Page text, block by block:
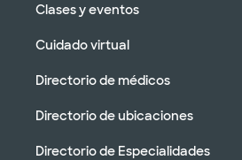
Clases y eventos
Cuidado virtual
Directorio de médicos
Directorio de ubicaciones
Directorio de Especialidades